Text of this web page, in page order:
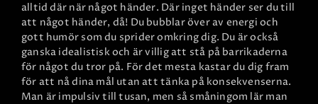
alltid där när något händer. Där inget händer ser du till
att något händer, då! Du bubblar över av energi och
gott humör som du sprider omkring dig. Du är också
ganska idealistisk och är villig att stå på barrikaderna
för något du tror på. För det mesta kastar du dig fram
för att nå dina mål utan att tänka på konsekvenserna.
Man är impulsiv till tusan, men så småningom lär man